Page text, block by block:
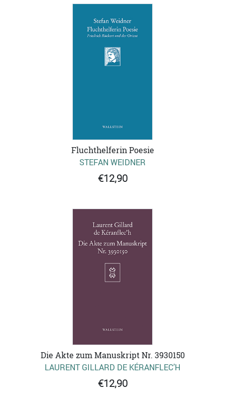
Fluchthelferin Poesie
STEFAN WEIDNER
€12,90
Die Akte zum Manuskript Nr. 3930150
LAURENT GILLARD DE KÉRANFLEC’H
€12,90